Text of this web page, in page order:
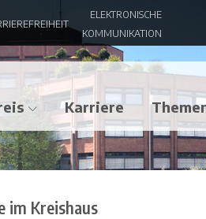
ELEKTRONISCHE
KOMMUNIKATION
Karriere
im Kreishaus